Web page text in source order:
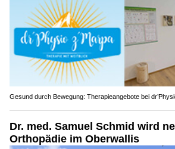
Gesund durch Bewegung: Therapieangebote bei
Dr. med. Samuel Schmid wird
Orthopädie im Oberwallis